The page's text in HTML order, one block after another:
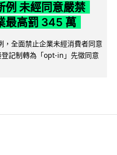
例 未經同意嚴禁
最高罰 345 萬
全面禁止企業未經消費者同意
記制轉為「opt-in」先徵同意